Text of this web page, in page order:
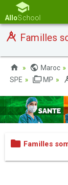
AlloSchool
Familles
Maroc
SPE
MP
Familles